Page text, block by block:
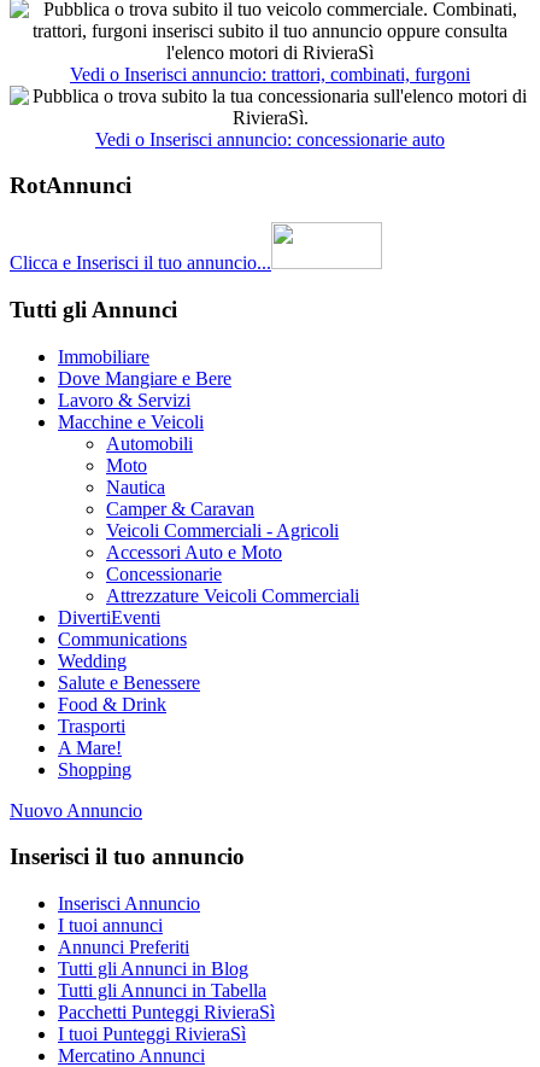
Vedi o Inserisci annuncio: trattori, combinati, furgoni
Vedi o Inserisci annuncio: concessionarie auto
RotAnnunci
Clicca e Inserisci il tuo annuncio...
Tutti gli Annunci
Immobiliare
Dove Mangiare e Bere
Lavoro & Servizi
Macchine e Veicoli
Automobili
Moto
Nautica
Camper & Caravan
Veicoli Commerciali - Agricoli
Accessori Auto e Moto
Concessionarie
Attrezzature Veicoli Commerciali
DivertiEventi
Communications
Wedding
Salute e Benessere
Food & Drink
Trasporti
A Mare!
Shopping
Nuovo Annuncio
Inserisci il tuo annuncio
Inserisci Annuncio
I tuoi annunci
Annunci Preferiti
Tutti gli Annunci in Blog
Tutti gli Annunci in Tabella
Pacchetti Punteggi RivieraSì
I tuoi Punteggi RivieraSì
Mercatino Annunci